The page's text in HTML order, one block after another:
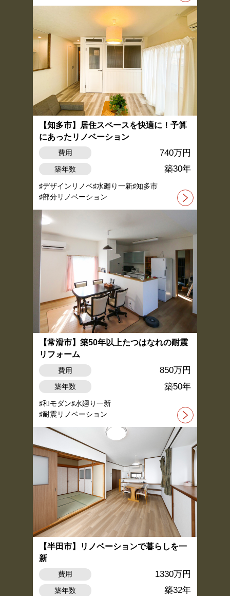
【知多市】居住スペースを快適に！予算
にあったリノベーション
費用 740万円
築年数 築30年
デザインリノベ 水廻り一新 知多市
部分リノベーション
【常滑市】築50年以上たつはなれの耐震
リフォーム
費用 850万円
築年数 築50年
和モダン 水廻り一新
耐震リノベーション
【半田市】リノベーションで暮らしを一
新
費用 1330万円
築年数 築32年